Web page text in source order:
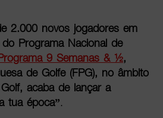
2.000 novos jogadores em
Programa Nacional de
9 Semanas & ½,
de Golfe (FPG), no âmbito
acaba de lançar a
tua época”.